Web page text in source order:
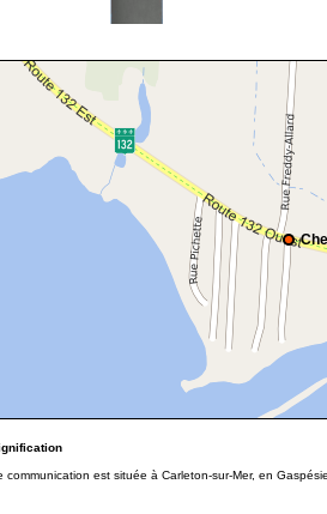
communication est située à Carleton-sur-Mer, en